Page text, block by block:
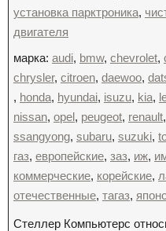
установка парктроника,
двигателя
марка: audi, bmw, chevrolet,
chrysler, citroen, daewoo,
, honda, hyundai, isuzu, kia,
nissan, opel, peugeot, renault,
ssangyong, subaru, suzuki,
газ, европейские, заз, иж,
коммерческие, корейские,
отечественные, тагаз,
Стеллер Компьютерс